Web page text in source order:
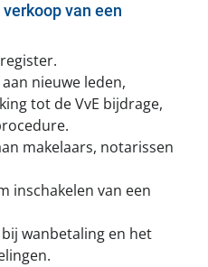
van een
nieuwe leden,
tot de VvE bijdrage,
makelaars, notarissen
inschakelen van een
wanbetaling en het